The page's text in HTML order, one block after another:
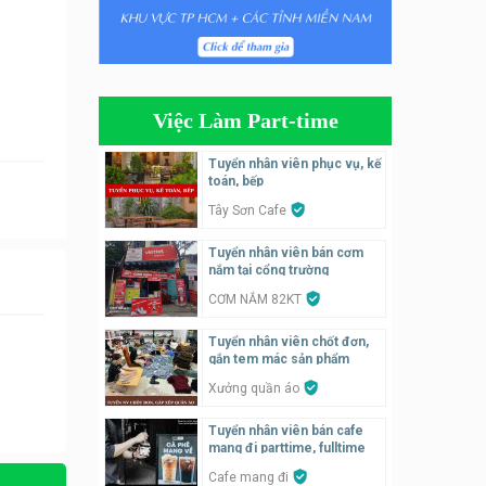
Tuyển nhân viên bán hàng,
giữ xe parttime – Kibo Kid
video parttime
Công ty
phục vụ bàn
Tuyển nhân viên phụ quán ăn
– hỗ trợ ăn ở
Quán bánh đa cua
Tuyển nhân viên bán hàng
parttime
GÀ GÔ FASTFOOD
Việc Làm Part-time
Tuyển nhân viên phục vụ, kế
toán, bếp
Tây Sơn Cafe
Tuyển nhân viên bán cơm
nắm tại cổng trường
CƠM NẮM 82KT
Tuyển nhân viên chốt đơn,
gắn tem mác sản phẩm
Xưởng quần áo
Tuyển nhân viên bán cafe
mang đi parttime, fulltime
Cafe mang đi